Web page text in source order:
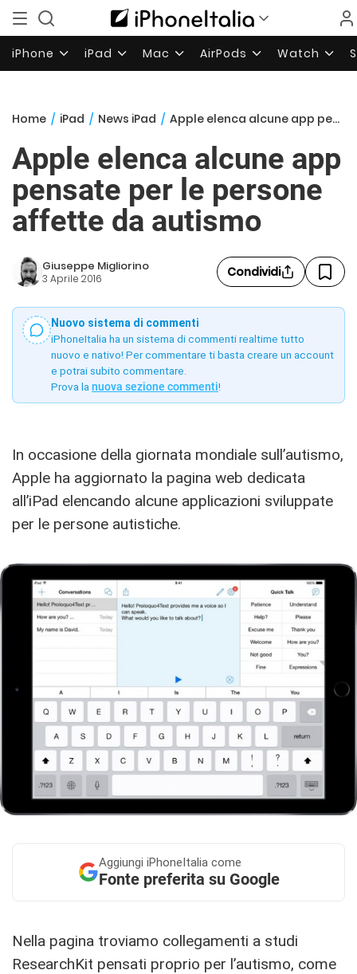
iPhone iPad Mac AirPods Watch
Home / iPad / News iPad / Apple elenca alcune app pensate per le persone affette da autismo
Apple elenca alcune app
pensate per le persone
affette da autismo
Giuseppe Migliorino
3 Aprile 2016 Condividi
Nuovo sistema di commenti
iPhoneItalia ha un sistema di commenti realtime tutto
nuovo e nativo! Per commentare ti basta creare un account
e potrai subito commentare.
Prova la nuova sezione commenti!
In occasione della giornata mondiale sull’autismo,
Apple ha aggiornato la pagina web dedicata
all’iPad elencando alcune applicazioni sviluppate
per le persone autistiche.
Aggiungi iPhoneItalia come
Fonte preferita su Google
Nella pagina troviamo collegamenti a studi
ResearchKit pensati proprio per l’autismo, come